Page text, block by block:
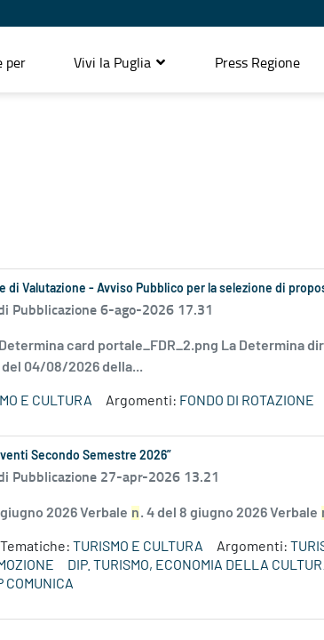
per Vivi la Puglia Press Regione
di Valutazione - Avviso Pubblico per la selezione di
Pubblicazione 6-ago-2026 17.31
card portale_FDR_2.png La Determina
del 04/08/2026 della...
E CULTURA Argomenti: FONDO DI ROTAZIONE
Secondo Semestre 2026”
Pubblicazione 27-apr-2026 13.21
2026 Verbale n. 4 del 8 giugno 2026 Verbale
TURISMO E CULTURA Argomenti:
DIP. TURISMO, ECONOMIA DELLA
COMUNICA